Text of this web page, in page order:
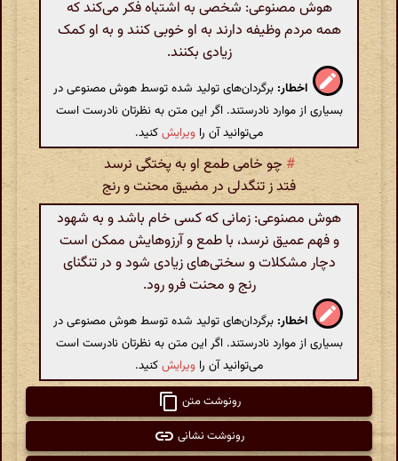
هوش مصنوعی: شخصی به اشتباه فکر می‌کند که
همه مردم وظیفه دارند به او خوبی کنند و به او کمک
زیادی بکنند.
اخطار: برگردان‌های تولید شده توسط هوش مصنوعی در
بسیاری از موارد نادرستند. اگر این متن به نظرتان نادرست است
می‌توانید آن را ویرایشکنید.
# چو خامی طمع او به پختگی نرسد
فتد ز تنگدلی در مضیق محنت و رنج
هوش مصنوعی: زمانی که کسی خام باشد و به شهود
و فهم عمیق نرسد، با طمع و آرزوهایش ممکن است
دچار مشکلات و سختی‌های زیادی شود و در تنگنای
رنج و محنت فرو رود.
اخطار: برگردان‌های تولید شده توسط هوش مصنوعی در
بسیاری از موارد نادرستند. اگر این متن به نظرتان نادرست است
می‌توانید آن را ویرایشکنید.
رونوشت متن
رونوشت نشانی